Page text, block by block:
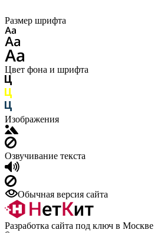
Размер шрифта
Цвет фона и шрифта
Изображения
Озвучивание текста
Обычная версия сайта
Разработка сайта под ключ в Москве